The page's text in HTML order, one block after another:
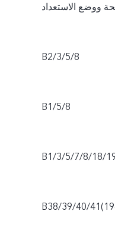
B2/3/5/8
B1/5/8
B1/3/5/7/8/18/
B38/39/40/